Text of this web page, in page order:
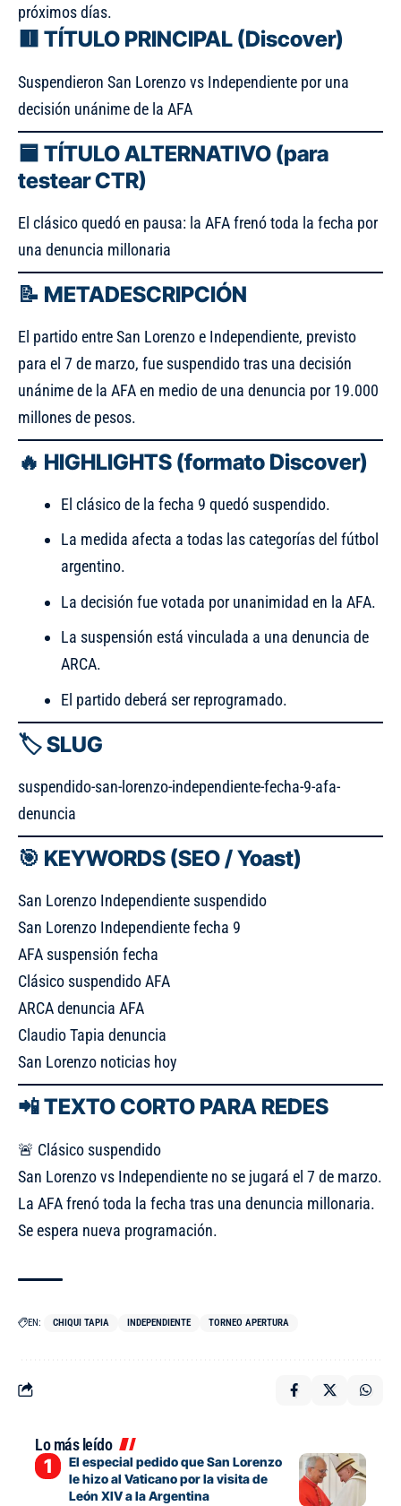
próximos días.
🟥 TÍTULO PRINCIPAL (Discover)
Suspendieron San Lorenzo vs Independiente por una
decisión unánime de la AFA
🟦 TÍTULO ALTERNATIVO (para
testear CTR)
El clásico quedó en pausa: la AFA frenó toda la fecha por
una denuncia millonaria
📝 METADESCRIPCIÓN
El partido entre San Lorenzo e Independiente, previsto
para el 7 de marzo, fue suspendido tras una decisión
unánime de la AFA en medio de una denuncia por 19.000
millones de pesos.
🔥 HIGHLIGHTS (formato Discover)
El clásico de la fecha 9 quedó suspendido.
La medida afecta a todas las categorías del fútbol
argentino.
La decisión fue votada por unanimidad en la AFA.
La suspensión está vinculada a una denuncia de
ARCA.
El partido deberá ser reprogramado.
🏷️ SLUG
suspendido-san-lorenzo-independiente-fecha-9-afa-
denuncia
🎯 KEYWORDS (SEO / Yoast)
San Lorenzo Independiente suspendido
San Lorenzo Independiente fecha 9
AFA suspensión fecha
Clásico suspendido AFA
ARCA denuncia AFA
Claudio Tapia denuncia
San Lorenzo noticias hoy
📲 TEXTO CORTO PARA REDES
🚨 Clásico suspendido
San Lorenzo vs Independiente no se jugará el 7 de marzo.
La AFA frenó toda la fecha tras una denuncia millonaria.
Se espera nueva programación.
EN: CHIQUI TAPIA INDEPENDIENTE TORNEO APERTURA
Lo más leído
El especial pedido que San Lorenzo
le hizo al Vaticano por la visita de
León XIV a la Argentina